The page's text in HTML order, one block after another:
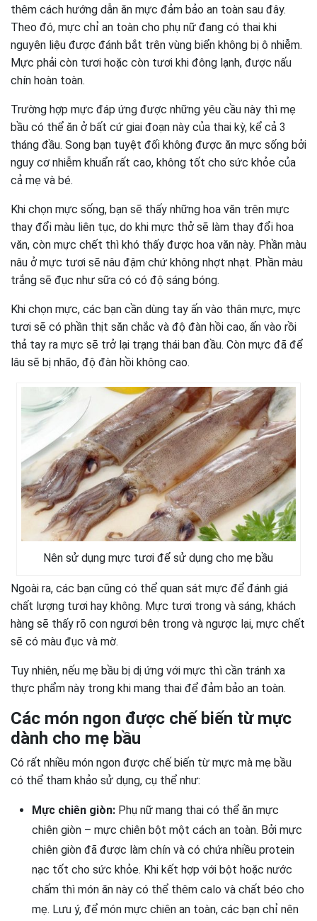
thêm cách hướng dẫn ăn mực đảm bảo an toàn sau đây.
Theo đó, mực chỉ an toàn cho phụ nữ đang có thai khi
nguyên liệu được đánh bắt trên vùng biển không bị ô nhiễm.
Mực phải còn tươi hoặc còn tươi khi đông lạnh, được nấu
chín hoàn toàn.
Trường hợp mực đáp ứng được những yêu cầu này thì mẹ
bầu có thể ăn ở bất cứ giai đoạn này của thai kỳ, kể cả 3
tháng đầu. Song bạn tuyệt đối không được ăn mực sống bởi
nguy cơ nhiễm khuẩn rất cao, không tốt cho sức khỏe của
cả mẹ và bé.
Khi chọn mực sống, bạn sẽ thấy những hoa văn trên mực
thay đổi màu liên tục, do khi mực thở sẽ làm thay đổi hoa
văn, còn mực chết thì khó thấy được hoa văn này. Phần màu
nâu ở mực tươi sẽ nâu đậm chứ không nhợt nhạt. Phần màu
trắng sẽ đục như sữa có có độ sáng bóng.
Khi chọn mực, các bạn cần dùng tay ấn vào thân mực, mực
tươi sẽ có phần thịt săn chắc và độ đàn hồi cao, ấn vào rồi
thả tay ra mực sẽ trở lại trạng thái ban đầu. Còn mực đã để
lâu sẽ bị nhão, độ đàn hồi không cao.
Nên sử dụng mực tươi để sử dụng cho mẹ bầu
Ngoài ra, các bạn cũng có thể quan sát mực để đánh giá
chất lượng tươi hay không. Mực tươi trong và sáng, khách
hàng sẽ thấy rõ con ngươi bên trong và ngược lại, mực chết
sẽ có màu đục và mờ.
Tuy nhiên, nếu mẹ bầu bị dị ứng với mực thì cần tránh xa
thực phẩm này trong khi mang thai để đảm bảo an toàn.
Các món ngon được chế biến từ mực
dành cho mẹ bầu
Có rất nhiều món ngon được chế biến từ mực mà mẹ bầu
có thể tham khảo sử dụng, cụ thể như:
Mực chiên giòn: Phụ nữ mang thai có thể ăn mực
chiên giòn – mực chiên bột một cách an toàn. Bởi mực
chiên giòn đã được làm chín và có chứa nhiều protein
nạc tốt cho sức khỏe. Khi kết hợp với bột hoặc nước
chấm thì món ăn này có thể thêm calo và chất béo cho
mẹ. Lưu ý, để món mực chiên an toàn, các bạn chỉ nên